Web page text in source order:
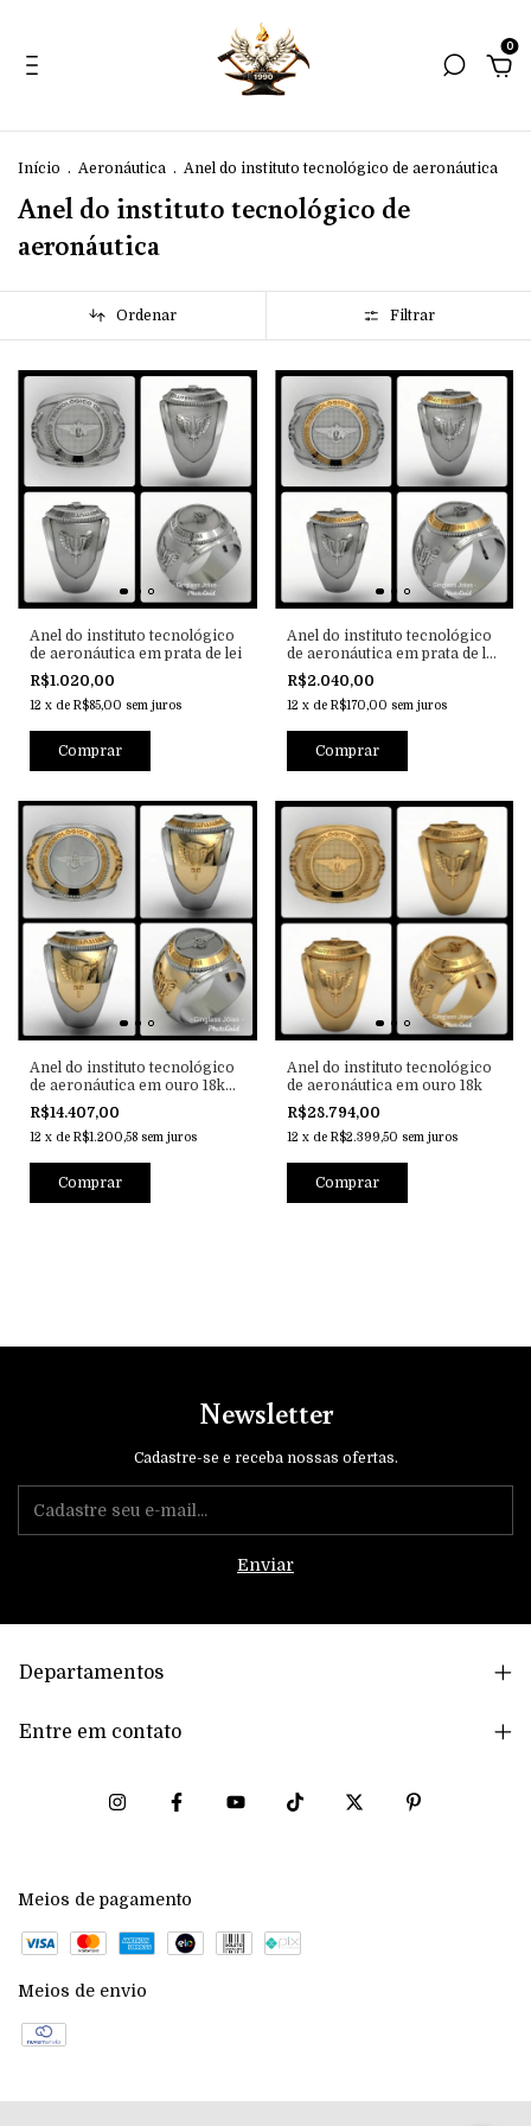
0
Início . Aeronáutica . Anel do instituto tecnológico de aeronáutica
Anel do instituto tecnológico de
aeronáutica
Ordenar Filtrar
Anel do instituto tecnológico
de aeronáutica em prata de lei
R$1.020,00
12 x de R$85,00 sem juros
Comprar
Anel do instituto tecnológico
de aeronáutica em prata de lei
com ouro 18k
R$2.040,00
12 x de R$170,00 sem juros
Comprar
Anel do instituto tecnológico
de aeronáutica em ouro 18k
com prata de lei
R$14.407,00
12 x de R$1.200,58 sem juros
Comprar
Anel do instituto tecnológico
de aeronáutica em ouro 18k
R$28.794,00
12 x de R$2.399,50 sem juros
Comprar
Newsletter
Cadastre-se e receba nossas ofertas.
Departamentos
Entre em contato
Meios de pagamento
Meios de envio